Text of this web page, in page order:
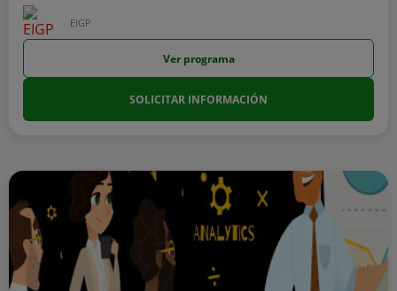
EIGP
Ver programa
SOLICITAR INFORMACIÓN